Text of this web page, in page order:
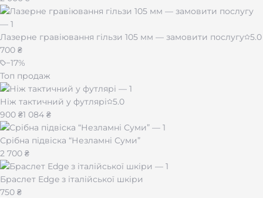
ГравировкаНа металлическом корпусе термоса
доступно нанесение персональной гравировки —
имя, позывной, дата или логотип подразделения.
Практичный и долговечный подарок для военного,
охотника, туриста или коллеги. Услуга гравировки
предоставляется отдельно на b1000.com.ua.
Лазерне гравіювання гільзи 105 мм — замовити послугу 5.0
700 ₴
−17%
Топ продаж
Ніж тактичний у футлярі
5.0
900 ₴1 084 ₴
Срібна підвіска “Незламні Суми”
2 700 ₴
Браслет Edge з італійської шкіри
750 ₴